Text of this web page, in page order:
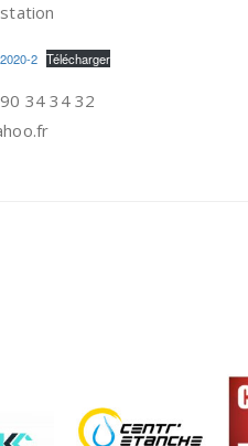
2 Télécharger
34 34 32